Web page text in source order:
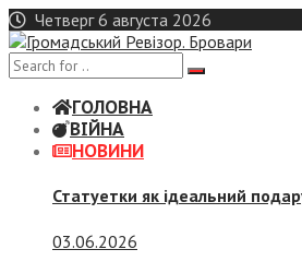
Skip
to
content
Четверг 6 августа 2026
ГОЛОВНА
ВІЙНА
НОВИНИ
Статуетки як ідеальний
03.06.2026